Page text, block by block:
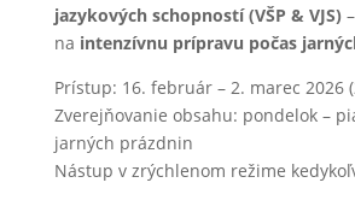
jazykových schopností (VŠP & VJS)
na intenzívnu prípravu počas
Prístup: 16. február – 2. marec 2026
Zverejňovanie obsahu: pondelok –
jarných prázdnin
Nástup v zrýchlenom režime